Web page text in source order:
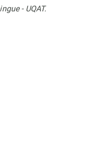
- UQAT.